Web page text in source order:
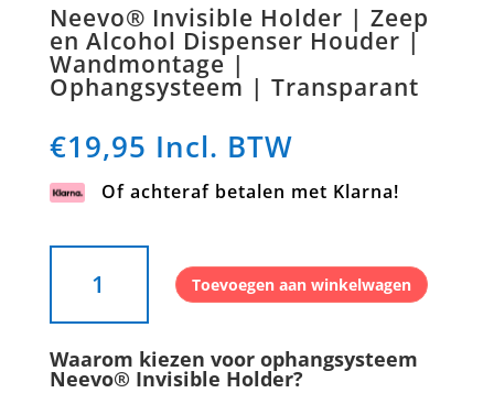
Neevo® Invisible Holder | Zeep
en Alcohol Dispenser Houder |
Wandmontage |
Ophangsysteem | Transparant
€19,95 Incl. BTW
Of achteraf betalen met Klarna!
Invisible
Holder
|
Zeep
Toevoegen aan winkelwagen
Waarom kiezen voor ophangsysteem
Neevo® Invisible Holder?